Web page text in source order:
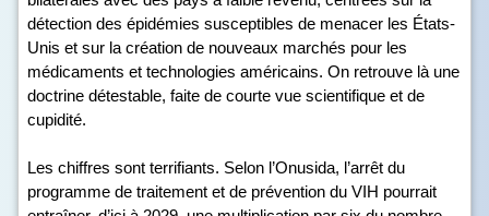
détection des épidémies susceptibles de menacer les États-
Unis et sur la création de nouveaux marchés pour les
médicaments et technologies américains. On retrouve là une
doctrine détestable, faite de courte vue scientifique et de
cupidité.
Les chiffres sont terrifiants. Selon l’Onusida, l’arrêt du
programme de traitement et de prévention du VIH pourrait